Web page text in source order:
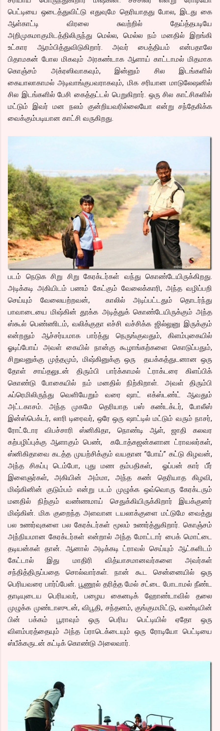
பெட்டியை ஒடைத்துவிட்டு எதுவுமே தெரியாதது போல, இடது கை
ஆள்காட்டி விரலை சுவற்றில் தேய்த்தபடியே
அறிமுகமாகுமிடத்திலிருந்து மெல்ல, மெல்ல நம் மனதில் இறங்கி
உட்கார ஆரம்பித்துவிடுகிறார். அவர் பைத்தியம் என்பதாலே
பிதாமகன் போல மிகவும் அரகண்டாக ஆளாய் காட்டாமல் மிதமாக
கொஞ்சம் அக்ரஸிவாகவும், இன்னும் சில இடங்களில்
கையாலாகாமல் அடிவாங்குபவராகவும், மிக சரியான மாடுலேஷனில்
சில இடங்களில் பேசி கைத்தட்டல் பெறுகிறார். ஒரு சில காட்சிகளில்
மட்டும் இவர் மன நலம் குன்றியவரில்லையோ என்று சந்தேகிக்க
வைக்கும்படியான காட்சி வருகிறது.
படம் நெடுக சிறு சிறு கேரக்டர்கள் வந்து கொண்டேயிருக்கிறது.
அடிக்கடி அகியிடம் பணம் கேட்கும் வேலைக்காரி, அந்த வழிப்பறி
செய்யும் வேலையற்றவன், காலில் அடிப்பட்டதும் தொடர்ந்து
பாவாடையை மிஷ்கின் தூக்க அடித்துக் கொண்டேயிருக்கும் அந்த
ஸ்கூல் பெண்ணிடம், வலிக்குதா எச்சி வச்சிக்க ஜில்லுனு இருக்கும்
என்றதும் ஆச்சர்யமாக பார்த்து நெருங்குவதும், கிளம்புகையில்
ஓடிப்போய் அவள் கையில் நான்கு கூழாங்கற்களை கொடுப்பதும்,
சிறுவனுக்கு முத்தமும், மிஷ்கினுக்கு ஒரு தயக்கத்துடனான ஒரு
தோள் சாய்தலுடன் திரும்பி பார்க்காமல் ட்ராக்டரை கிளப்பிக்
கொண்டு போகையில் நம் மனதில் நிற்கிறாள். அவள் திரும்பி
ஃப்ரெமிலிருந்து வெளியேறும் வரை ஷாட் எக்ஸ்டண்ட் ஆவதும்
அட்டகாசம். அந்த முகமே தெரியாத பஸ் கண்டக்டர், போலீஸ்
இன்ஸ்பெக்டர், லாரி டிரைவர், ஒரே ஒரு ஷாட்டில் மட்டும் வரும் நாசர்,
ரோட்டோர விபச்சாரி ஸ்னிகிதா, நொண்டி ஆள், ஜாதி கலவர
கற்பழிப்புக்கு ஆளாகும் பெண், கடோத்கஜன்களான ட்ராவலர்கள்,
ஸ்னிகிதாவை கடத்த முயற்சிக்கும் வயதான ”போய்” கட்டு கிழவன்,
அந்த சிகப்பு டெம்போ, புது மண தம்பதிகள், ஓப்பன் கார் பீர்
இளைஞர்கள், அகியின் அம்மா, அந்த கண் தெரியாத கிழவி,
மிஷ்கினின் குடும்பம் என்று படம் முழுக்க ஒவ்வொரு கேரக்டரும்
மனதில் நிற்கும் வண்ணமாய் செதுக்கியிருக்கிறார் இயக்குனர்
மிஷ்கின். மிக குறைந்த அளவான டயலாக்குளை மட்டுமே வைத்து
பல உணர்வுகளை பல கேரக்டர்கள் மூலம் உணர்த்துகிறார். கொஞ்சம்
அந்நியமான கேரக்டர்கள் என்றால் அந்த மோட்டார் பைக் மொட்டை
தடியன்கள் தான். ஆனால் அடிக்கடி ட்ராவல் செய்யும் ஆட்களிடம்
கேட்டால் இது மாதிரி வித்யாசமானவர்களை அவர்கள்
சந்தித்திருப்பதை சொல்வார்கள். நான் கூட சென்னையில் ஒரு
பெரியவரை பார்ப்பேன். பூணூல் தரித்த மேல் சட்டை போடாமல் நீண்ட
தாடியுடைய பெரியவர், பழைய கைனடிக் ஹோண்டாவில் தலை
முழுக்க முண்டாஸுடன், விபூதி, சந்தனம், குங்குமமிட்டு, வண்டியின்
பின் பக்கம் பூராவும் ஒரு பெரிய பெட்டியில் ஏதோ ஒரு
விளம்பரத்தையும் அந்த ப்ராடெக்டையும் ஒரு ரோடியோ பெட்டியை
ஸ்பீக்கருடன் கட்டிக் கொண்டு அலைவார்.